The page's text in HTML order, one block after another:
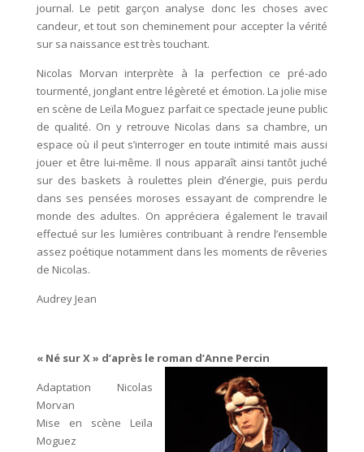
journal. Le petit garçon analyse donc les choses avec
candeur, et tout son cheminement pour accepter la vérité
sur sa naissance est très touchant.
Nicolas Morvan interprète à la perfection ce pré-ado
tourmenté, jonglant entre légèreté et émotion. La jolie mise
en scène de Leïla Moguez parfait ce spectacle jeune public
de qualité. On y retrouve Nicolas dans sa chambre, un
espace où il peut s’interroger en toute intimité mais aussi
jouer et être lui-même. Il nous apparaît ainsi tantôt juché
sur des baskets à roulettes plein d’énergie, puis perdu
dans ses pensées moroses essayant de comprendre le
monde des adultes. On appréciera également le travail
effectué sur les lumières contribuant à rendre l’ensemble
assez poétique notamment dans les moments de rêveries
de Nicolas.
Audrey Jean
« Né sur X » d’après le roman d’Anne Percin
Adaptation Nicolas
Morvan
Mise en scène Leïla
Moguez